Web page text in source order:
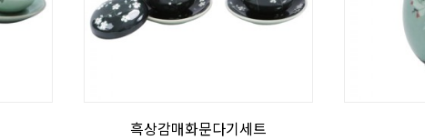
흑상감매화문다기세트